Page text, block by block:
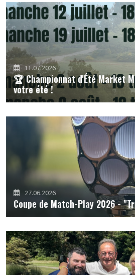
11.07.2026
🏆 Championnat d'Été Market
votre été !
27.06.2026
Coupe de Match-Play 2026 -